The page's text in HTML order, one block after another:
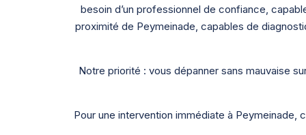
besoin d’un professionnel de confiance,
proximité de Peymeinade, capables de
Notre priorité : vous dépanner sans mauvaise
Pour une intervention immédiate à